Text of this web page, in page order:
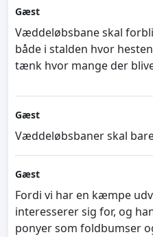
Gæst
Væddeløbsbane skal
både i stalden hvor
tænk hvor mange der
Gæst
Væddeløbsbaner skal
Gæst
Fordi vi har en kæmpe
interesserer sig for, og
ponyer som foldbumser